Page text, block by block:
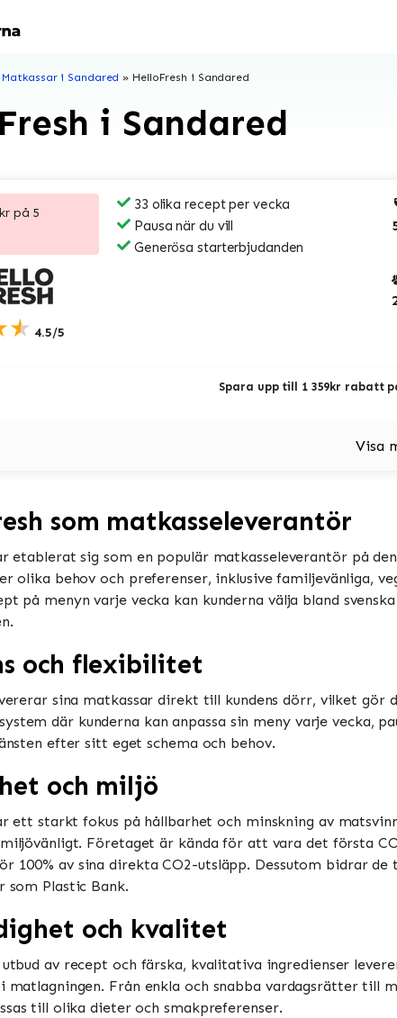
Matkassar i Sandared » HelloFresh i Sandared
i Sandared
på 5
4.5/5
33 olika recept per vecka
Pausa när du vill
Generösa starterbjudanden
Spara upp till 1 359kr rabatt
Visa
som matkasseleverantör
etablerat sig som en populär matkasseleverantör på
olika behov och preferenser, inklusive familjevänliga,
på menyn varje vecka kan kunderna välja bland
och flexibilitet
sina matkassar direkt till kundens dörr, vilket
där kunderna kan anpassa sin meny varje vecka,
efter sitt eget schema och behov.
och miljö
ett starkt fokus på hållbarhet och minskning av
Företaget är kända för att vara det första
100% av sina direkta CO2-utsläpp. Dessutom bidrar
som Plastic Bank.
och kvalitet
av recept och färska, kvalitativa ingredienser
matlagningen. Från enkla och snabba vardagsrätter till
till olika dieter och smakpreferenser.